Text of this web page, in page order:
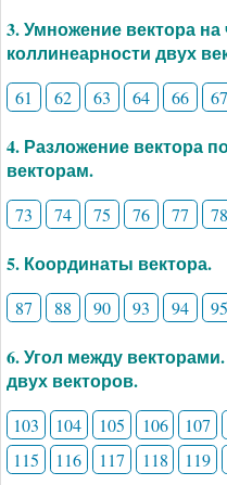
3. Умножение вектора
коллинеарности двух
61 62 63 64 66 67
4. Разложение вектора
векторам.
73 74 75 76 77 78
5. Координаты вектора.
87 88 90 93 94 95
6. Угол между
двух векторов.
103 104 105 106 107
115
116 117 118 119